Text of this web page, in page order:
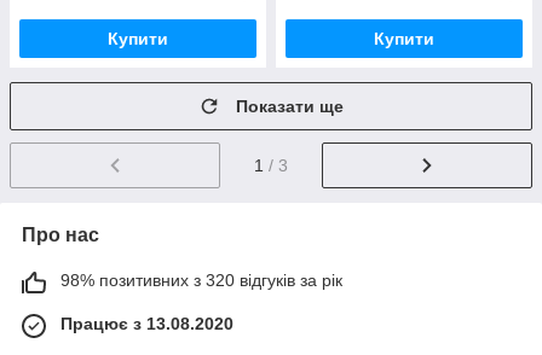
Купити Купити
Показати ще
1 / 3
Про нас
98% позитивних з 320 відгуків за рік
Працює з 13.08.2020